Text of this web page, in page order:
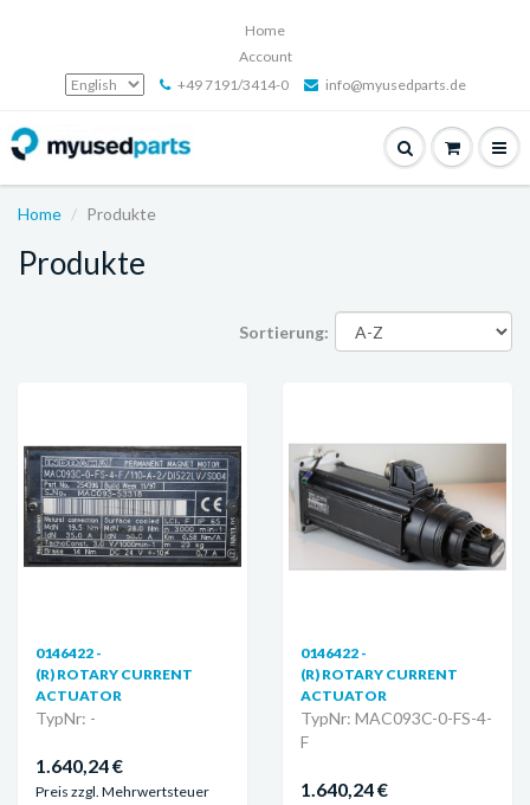
Home
Account
+49 7191/3414-0
info@myusedparts.de
Home Produkte
Produkte
Sortierung:
0146422 -
(R) ROTARY CURRENT
ACTUATOR
TypNr: -
1.640,24 €
Preis zzgl. Mehrwertsteuer
0146422 -
(R) ROTARY CURRENT
ACTUATOR
TypNr: MAC093C-0-FS-4-
F
1.640,24 €